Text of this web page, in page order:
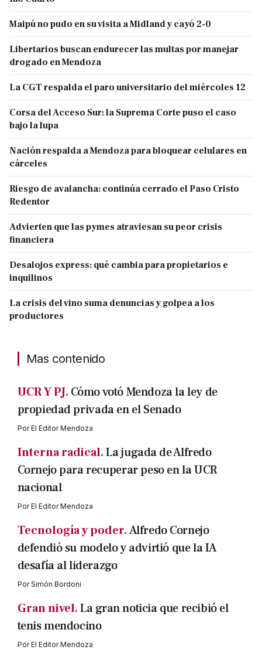
Maipú no pudo en su visita a Midland y cayó 2-0
Libertarios buscan endurecer las multas por manejar
drogado en Mendoza
La CGT respalda el paro universitario del miércoles 12
Corsa del Acceso Sur: la Suprema Corte puso el caso
bajo la lupa
Nación respalda a Mendoza para bloquear celulares en
cárceles
Riesgo de avalancha: continúa cerrado el Paso Cristo
Redentor
Advierten que las pymes atraviesan su peor crisis
financiera
Desalojos express: qué cambia para propietarios e
inquilinos
La crisis del vino suma denuncias y golpea a los
productores
Mas contenido
UCR Y PJ. Cómo votó Mendoza la ley de
propiedad privada en el Senado
PorEl Editor Mendoza
Interna radical.La jugada de Alfredo
Cornejo para recuperar peso en la UCR
nacional
PorEl Editor Mendoza
Tecnología y poder.Alfredo Cornejo
defendió su modelo y advirtió que la IA
desafía al liderazgo
PorSimón Bordoni
Gran nivel.La gran noticia que recibió el
tenis mendocino
PorEl Editor Mendoza